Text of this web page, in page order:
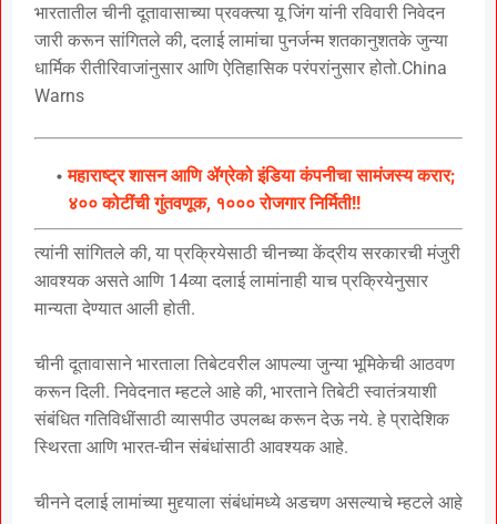
भारतातील चीनी दूतावासाच्या प्रवक्त्या यू जिंग यांनी रविवारी निवेदन
जारी करून सांगितले की, दलाई लामांचा पुनर्जन्म शतकानुशतके जुन्या
धार्मिक रीतीरिवाजांनुसार आणि ऐतिहासिक परंपरांनुसार होतो.China
Warns
महाराष्ट्र शासन आणि ॲग्रेको इंडिया कंपनीचा सामंजस्य करार;
४०० कोटींची गुंतवणूक, १००० रोजगार निर्मिती!!
त्यांनी सांगितले की, या प्रक्रियेसाठी चीनच्या केंद्रीय सरकारची मंजुरी
आवश्यक असते आणि 14व्या दलाई लामांनाही याच प्रक्रियेनुसार
मान्यता देण्यात आली होती.
चीनी दूतावासाने भारताला तिबेटवरील आपल्या जुन्या भूमिकेची आठवण
करून दिली. निवेदनात म्हटले आहे की, भारताने तिबेटी स्वातंत्र्याशी
संबंधित गतिविधींसाठी व्यासपीठ उपलब्ध करून देऊ नये. हे प्रादेशिक
स्थिरता आणि भारत-चीन संबंधांसाठी आवश्यक आहे.
चीनने दलाई लामांच्या मुद्द्याला संबंधांमध्ये अडचण असल्याचे म्हटले आहे